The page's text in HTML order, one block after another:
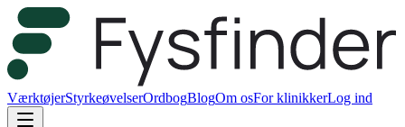
VærktøjerStyrkeøvelserOrdbogBlogOm osFor klinikkerLog ind